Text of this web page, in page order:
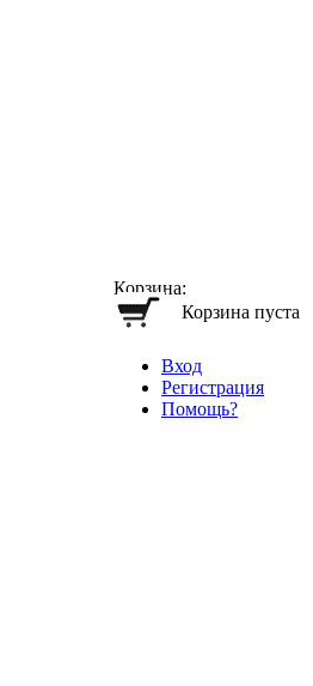
Корзина:
Корзина пуста
Вход
Регистрация
Помощь?